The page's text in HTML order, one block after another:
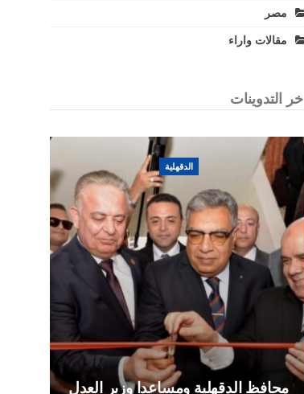
مصر
مقالات واراء
اخر التدوينات
الدقهلية
محافظ الدقهلية ومساعدا وزير العدل